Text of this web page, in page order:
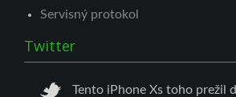
Servisný protokol
Twitter
Tento iPhone Xs toho prežil